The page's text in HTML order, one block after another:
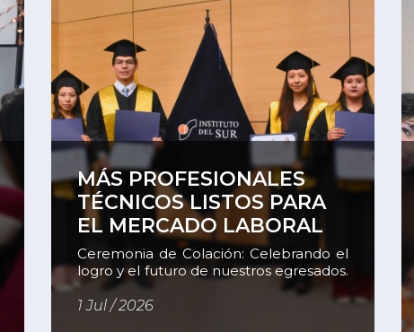
MÁS PROFESIONALES
TÉCNICOS LISTOS PARA
EL MERCADO LABORAL
Ceremonia de Colación: Celebrando el
logro y el futuro de nuestros egresados.
El pasado 17 de junio, el Instituto del Sur
celebró la ceremonia de colación de
1 Jul / 2026
Ver